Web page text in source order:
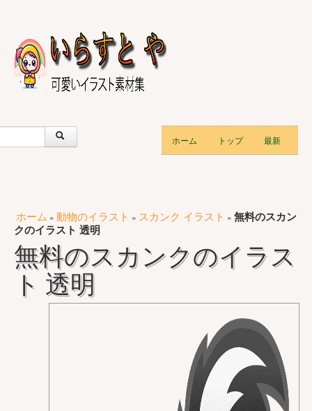
ホーム トップ 最新
ホーム » 動物のイラスト » スカンク イラスト » 無料のスカン
クのイラスト 透明
無料のスカンクのイラス
ト 透明